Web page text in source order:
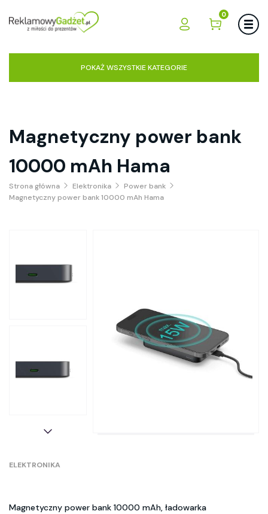
0
POKAŻ WSZYSTKIE KATEGORIE
Magnetyczny power bank
10000 mAh Hama
Strona główna Elektronika
Power bank
Magnetyczny power bank 10000 mAh Hama
ELEKTRONIKA
Magnetyczny power bank 10000 mAh, ładowarka